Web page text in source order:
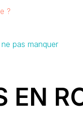
?
pas manquer
EN